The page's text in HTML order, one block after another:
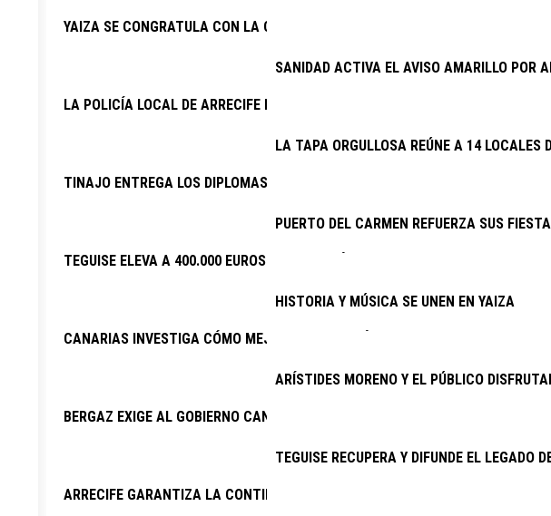
YAIZA SE CONGRATULA CON LA CONTINUIDAD DEL PROYECTO DE
LA POLICÍA LOCAL DE ARRECIFE DETIENE A DOS VARONES POR PRESUNTO
TINAJO ENTREGA LOS DIPLOMAS DE LA ESCUELA DE CUIDADOS
TEGUISE ELEVA A 400.000 EUROS LA INVERSIÓN EN PLANES DE EMPLEO
CANARIAS INVESTIGA CÓMO MEJORAR EL PRONÓSTICO DEL TRASPLANTE
BERGAZ EXIGE AL GOBIERNO CANARIO ENMENDAR EL ERROR DE 2025 Y
ARRECIFE GARANTIZA LA CONTINUIDAD DE LA LIMPIEZA VIARIA Y LA
SANIDAD ACTIVA EL AVISO AMARILLO POR
LA TAPA ORGULLOSA REÚNE A 14 LOCALES
PUERTO DEL CARMEN REFUERZA SUS
HISTORIA Y MÚSICA SE UNEN EN YAIZA
ARÍSTIDES MORENO Y EL PÚBLICO
TEGUISE RECUPERA Y DIFUNDE EL